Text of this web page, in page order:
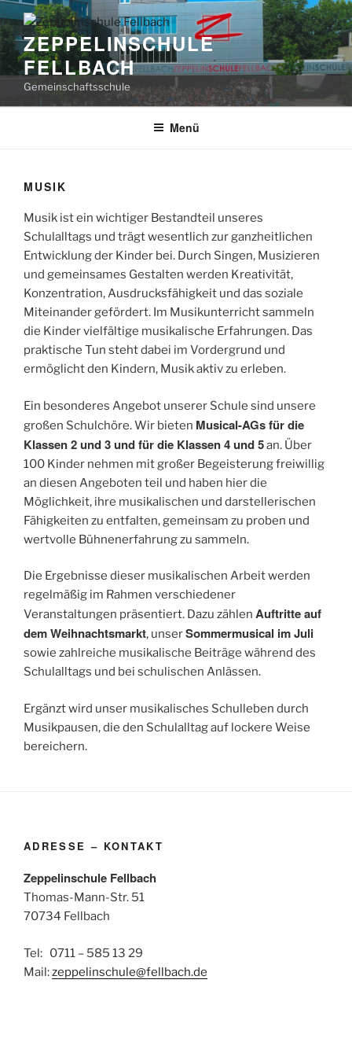
Zum
Inhalt
springenZEPPELINSCHULE
FELLBACH
Gemeinschaftsschule
Menü
MUSIK
Musik ist ein wichtiger Bestandteil unseres
Schulalltags und trägt wesentlich zur ganzheitlichen
Entwicklung der Kinder bei. Durch Singen, Musizieren
und gemeinsames Gestalten werden Kreativität,
Konzentration, Ausdrucksfähigkeit und das soziale
Miteinander gefördert. Im Musikunterricht sammeln
die Kinder vielfältige musikalische Erfahrungen. Das
praktische Tun steht dabei im Vordergrund und
ermöglicht den Kindern, Musik aktiv zu erleben.
Ein besonderes Angebot unserer Schule sind unsere
großen Schulchöre. Wir bieten Musical-AGs für die
Klassen 2 und 3 und für die Klassen 4 und 5an. Über
100 Kinder nehmen mit großer Begeisterung freiwillig
an diesen Angeboten teil und haben hier die
Möglichkeit, ihre musikalischen und darstellerischen
Fähigkeiten zu entfalten, gemeinsam zu proben und
wertvolle Bühnenerfahrung zu sammeln.
Die Ergebnisse dieser musikalischen Arbeit werden
regelmäßig im Rahmen verschiedener
Veranstaltungen präsentiert. Dazu zählen Auftritte auf
dem Weihnachtsmarkt, unserSommermusical im Juli
sowie zahlreiche musikalische Beiträge während des
Schulalltags und bei schulischen Anlässen.
Ergänzt wird unser musikalisches Schulleben durch
Musikpausen, die den Schulalltag auf lockere Weise
bereichern.
ADRESSE – KONTAKT
Zeppelinschule Fellbach
Thomas-Mann-Str. 51
70734 Fellbach
Tel: 0711 – 585 13 29
Mail:zeppelinschule@fellbach.de